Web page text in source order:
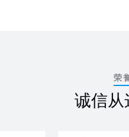
荣
诚信从